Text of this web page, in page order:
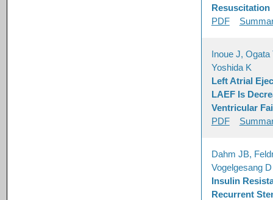
Resuscitation
PDF
Inoue J, Ogata
Yoshida K
Left Atrial
LAEF Is
Ventricular
PDF
Dahm JB,
Vogelgesang D
Insulin
Recurrent